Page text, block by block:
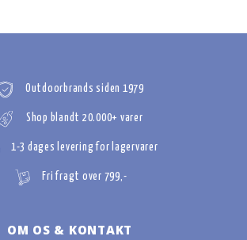
Outdoorbrands siden 1979
Shop blandt 20.000+ varer
1-3 dages levering for lagervarer
Fri fragt over 799,-
OM OS & KONTAKT